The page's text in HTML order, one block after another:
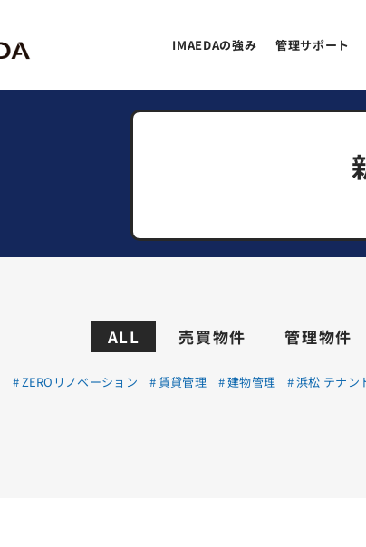
IMAEDAの強み 管理サポート
ALL 売買物件 管理物件
ZEROリノベーション 賃貸管理 建物管理 浜松 テナン